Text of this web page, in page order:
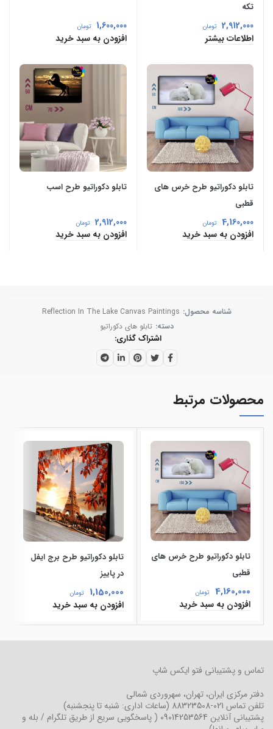
تکه
2,912,000 تومان
اطلاعات بیشتر
1,600,000 تومان
افزودن به سبد خرید
تابلو دکوراتیو طرح خرس های
قطبی
4,160,000 تومان
افزودن به سبد خرید
تابلو دکوراتیو طرح اسب
2,912,000 تومان
افزودن به سبد خرید
شناسه محصول: Reflection In The Lake Canvas Paintings
دسته: تابلو های دکوراتیو
اشتراک گذاری
محصولات مرتبط
تابلو دکوراتیو طرح خرس های
قطبی
4,160,000 تومان
افزودن به سبد خرید
تابلو دکوراتیو طرح برج ایفل
در پاییز
1,150,000 تومان
افزودن به سبد خرید
تماس و پشتیبانی فتو ایکس شاپ
دفتر مرکزی ایران، تهران، سهروردی شمالی
تلفن تماس 021-88323508
(ساعات اداری: شنبه تا پنجشنبه)
پشتیبانی آنلاین 09014253564 ( پاسخگویی سریع از طریق تلگرام / بله و